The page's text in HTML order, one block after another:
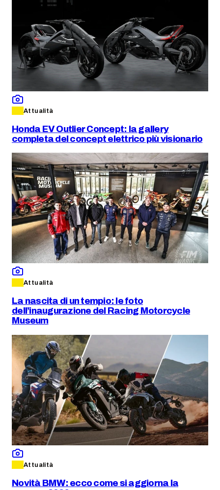
Attualità
Honda EV Outlier Concept: la gallery
completa del concept elettrico più visionario
Attualità
La nascita di un tempio: le foto
dell’inaugurazione del Racing Motorcycle
Museum
Attualità
Novità BMW: ecco come si aggiorna la